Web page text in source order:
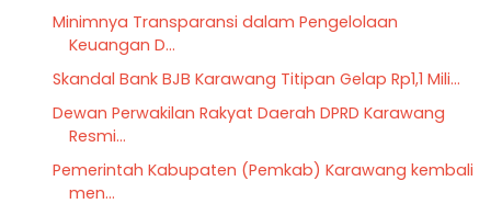
Minimnya Transparansi dalam Pengelolaan
Keuangan D...
Skandal Bank BJB Karawang Titipan Gelap Rp1,1 Mili...
Dewan Perwakilan Rakyat Daerah DPRD Karawang
Resmi...
Pemerintah Kabupaten (Pemkab) Karawang kembali
men...